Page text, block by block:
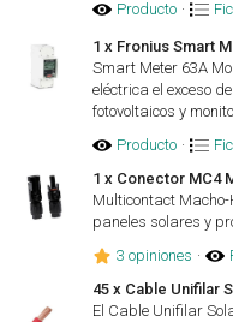
Producto ·
1 x Fronius Smart
Smart Meter 63A
eléctrica el exceso
fotovoltaicos y
Producto ·
1 x Conector MC4
Multicontact
paneles solares y
3 opiniones ·
45 x Cable Unifilar
El Cable Unifilar